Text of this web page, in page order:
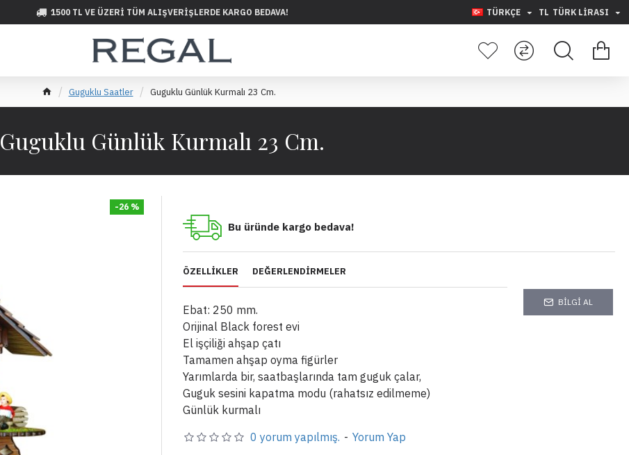
1500 TL VE ÜZERI TÜM ALIŞVERIŞLERDE KARGO BEDAVA! TÜRKÇE TL TÜRK LIRASI
Guguklu Saatler Guguklu Günlük Kurmalı 23 Cm.
Guguklu Günlük Kurmalı 23 Cm.
-26 %
ÖZELLIKLER DEĞERLENDIRMELER
Ebat: 250 mm.
Orijinal Black forest evi
El işçiliği ahşap çatı
Tamamen ahşap oyma figürler
Yarımlarda bir, saatbaşlarında tam guguk çalar,
Guguk sesini kapatma modu (rahatsız edilmeme)
Günlük kurmalı
BILGI AL
Bu üründe kargo bedava!
0 yorum yapılmış. - Yorum Yap